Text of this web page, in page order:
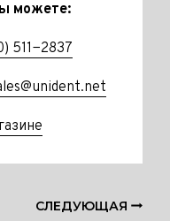
можете:
511−2837
СЛЕДУЮЩАЯ